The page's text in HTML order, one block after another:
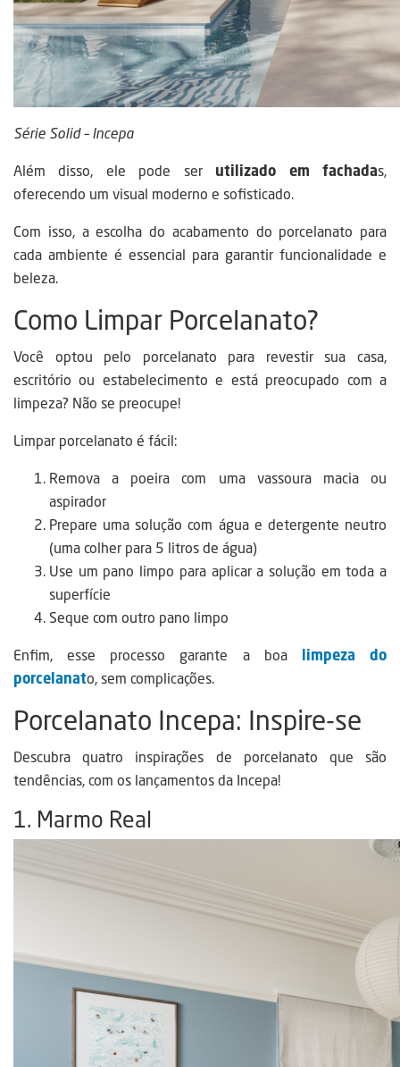
Série Solid – Incepa
Além disso, ele pode ser utilizado em fachadas,
oferecendo um visual moderno e sofisticado.
Com isso, a escolha do acabamento do porcelanato para
cada ambiente é essencial para garantir funcionalidade e
beleza.
Como Limpar Porcelanato?
Você optou pelo porcelanato para revestir sua casa,
escritório ou estabelecimento e está preocupado com a
limpeza? Não se preocupe!
Limpar porcelanato é fácil:
Remova a poeira com uma vassoura macia ou
aspirador
Prepare uma solução com água e detergente neutro
(uma colher para 5 litros de água)
Use um pano limpo para aplicar a solução em toda a
superfície
Seque com outro pano limpo
Enfim, esse processo garante a boa limpeza do
porcelanato, sem complicações.
Porcelanato Incepa: Inspire-se
Descubra quatro inspirações de porcelanato que são
tendências, com os lançamentos da Incepa!
1. Marmo Real